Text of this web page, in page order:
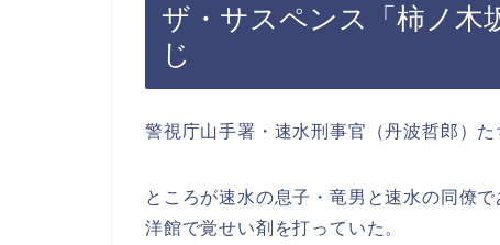
ザ・サスペンス「柿ノ
じ
警視庁山手署・速水刑事官（丹波哲郎）
ところが速水の息子・竜男と速水の同僚
洋館で覚せい剤を打っていた。